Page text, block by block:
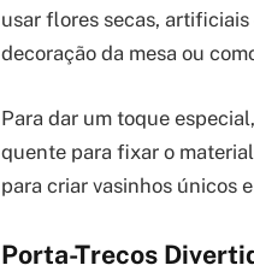
usar flores secas,
decoração da mesa ou
Para dar um toque
quente para fixar o
para criar vasinhos únicos
Porta-Trecos